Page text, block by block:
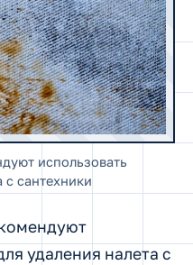
использовать
с сантехники
удаления налета с